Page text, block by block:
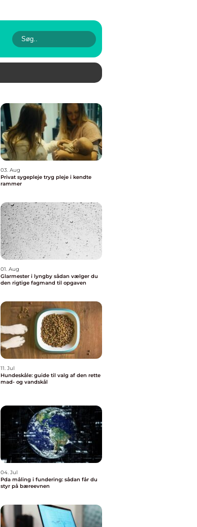
03. Aug
Privat sygepleje tryg pleje i kendte
rammer
01. Aug
Glarmester i lyngby sådan vælger du
den rigtige fagmand til opgaven
11. Jul
Hundeskåle: guide til valg af den rette
mad- og vandskål
04. Jul
Pda måling i fundering: sådan får du
styr på bæreevnen